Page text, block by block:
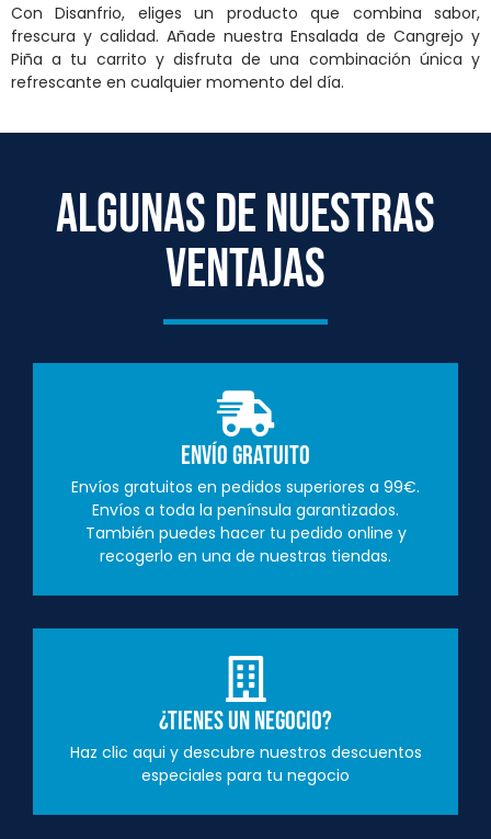
Con Disanfrio, eliges un producto que combina sabor,
frescura y calidad. Añade nuestra Ensalada de Cangrejo y
Piña a tu carrito y disfruta de una combinación única y
refrescante en cualquier momento del día.
ALGUNAS DE NUESTRAS
VENTAJAS
Envío Gratuito
Envíos gratuitos en pedidos superiores a 99€.
Envíos a toda la península garantizados.
También puedes hacer tu pedido online y
recogerlo en una de nuestras tiendas.
¿Tienes un negocio?
Haz clic aqui y descubre nuestros descuentos
especiales para tu negocio